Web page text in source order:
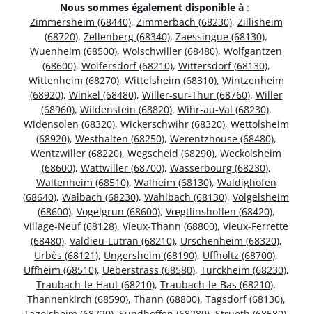
Nous sommes également disponible à :
Zimmersheim (68440), Zimmerbach (68230), Zillisheim
(68720), Zellenberg (68340), Zaessingue (68130),
Wuenheim (68500), Wolschwiller (68480), Wolfgantzen
(68600), Wolfersdorf (68210), Wittersdorf (68130),
Wittenheim (68270), Wittelsheim (68310), Wintzenheim
(68920), Winkel (68480), Willer-sur-Thur (68760), Willer
(68960), Wildenstein (68820), Wihr-au-Val (68230),
Widensolen (68320), Wickerschwihr (68320), Wettolsheim
(68920), Westhalten (68250), Werentzhouse (68480),
Wentzwiller (68220), Wegscheid (68290), Weckolsheim
(68600), Wattwiller (68700), Wasserbourg (68230),
Waltenheim (68510), Walheim (68130), Waldighofen
(68640), Walbach (68230), Wahlbach (68130), Volgelsheim
(68600), Vogelgrun (68600), Vœgtlinshoffen (68420),
Village-Neuf (68128), Vieux-Thann (68800), Vieux-Ferrette
(68480), Valdieu-Lutran (68210), Urschenheim (68320),
Urbès (68121), Ungersheim (68190), Uffholtz (68700),
Uffheim (68510), Ueberstrass (68580), Turckheim (68230),
Traubach-le-Haut (68210), Traubach-le-Bas (68210),
Thannenkirch (68590), Thann (68800), Tagsdorf (68130),